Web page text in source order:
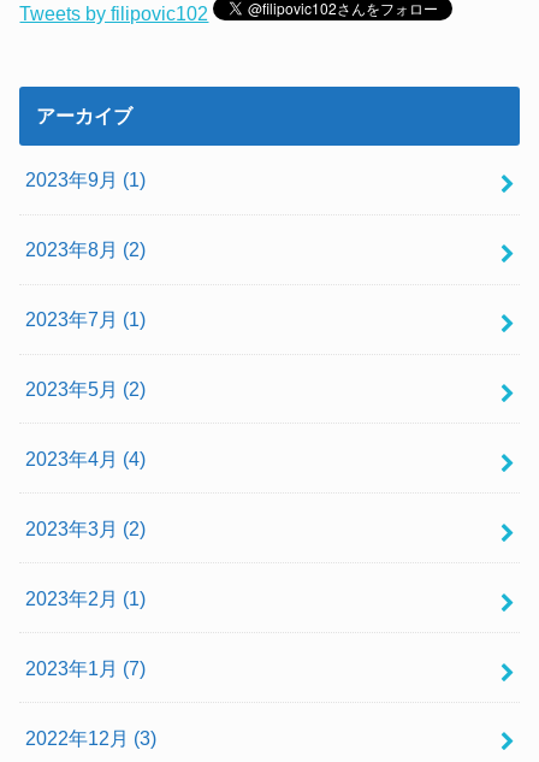
Tweets by filipovic102
アーカイブ
2023年9月 (1)
2023年8月 (2)
2023年7月 (1)
2023年5月 (2)
2023年4月 (4)
2023年3月 (2)
2023年2月 (1)
2023年1月 (7)
2022年12月 (3)